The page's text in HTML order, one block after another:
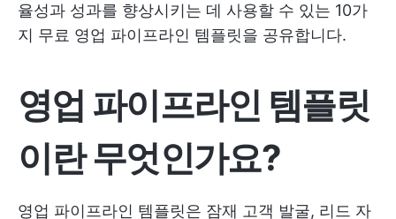
율성과 성과를 향상시키는 데 사용할 수 있는 10가
지 무료 영업 파이프라인 템플릿을 공유합니다.
영업 파이프라인 템플릿
이란 무엇인가요?
영업 파이프라인 템플릿은 잠재 고객 발굴, 리드 자